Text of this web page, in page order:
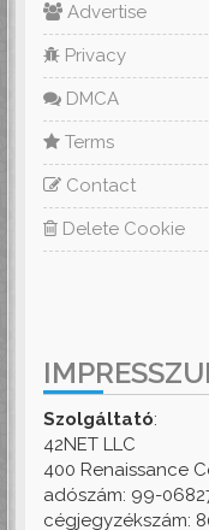
Advertise
Privacy
DMCA
Terms
Contact
Delete Cookie
Szolgáltató:
42NET LLC
400 Renaissance
adószám: 99-
cégjegyzékszám: